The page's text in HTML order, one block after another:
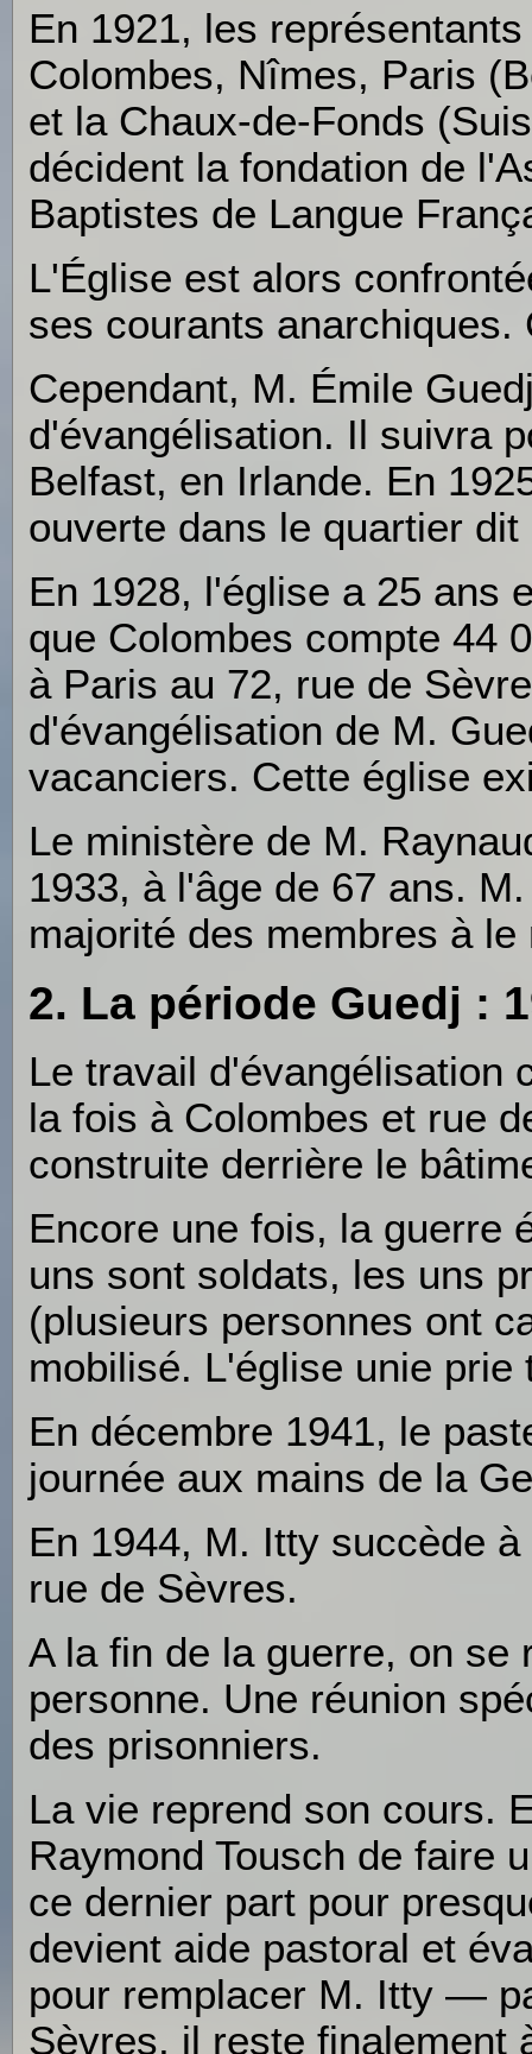
En 1921, les
Colombes, Nîmes, Paris
et la Chaux-de-Fonds
décident la fondation de
Baptistes de Langue
L'Église est alors
ses courants
Cependant, M. Émile
d'évangélisation. Il suivra
Belfast, en Irlande. En
ouverte dans le quartier
En 1928, l'église a 25 ans
que Colombes compte 44
à Paris au 72, rue de
d'évangélisation de M.
vacanciers. Cette église
Le ministère de M.
1933, à l'âge de 67 ans.
majorité des membres à le
2. La période Guedj :
Le travail d'évangélisation
la fois à Colombes et rue
construite derrière le
Encore une fois, la guerre
uns sont soldats, les uns
(plusieurs personnes ont
mobilisé. L'église unie prie
En décembre 1941, le
journée aux mains de la
En 1944, M. Itty succède
rue de Sèvres.
A la fin de la guerre, on se
personne. Une réunion
des prisonniers.
La vie reprend son cours.
Raymond Tousch de faire
ce dernier part pour
devient aide pastoral et
pour remplacer M. Itty ―
Sèvres, il reste finalement